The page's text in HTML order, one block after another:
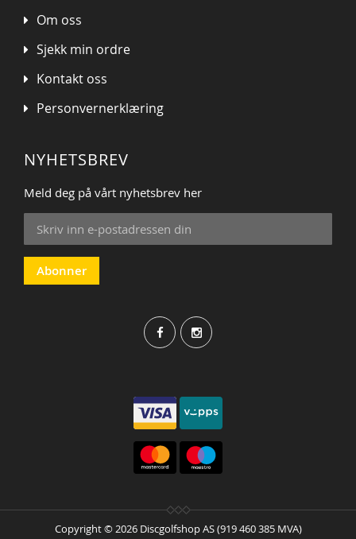
Om oss
Sjekk min ordre
Kontakt oss
Personvernerklæring
NYHETSBREV
Meld deg på vårt nyhetsbrev her
Sign
Up
for
Our
Newsletter:
Abonner
Copyright © 2026 Discgolfshop AS (919 460 385 MVA)